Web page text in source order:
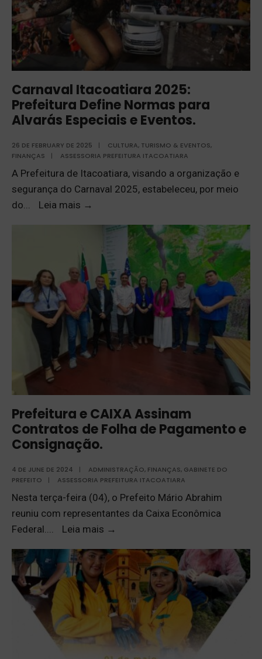
Carnaval Itacoatiara 2025:
Prefeitura Define Normas para
Alvarás Especiais e Eventos.
26 DE FEBRUARY DE 2025 | CULTURA, TURISMO & EVENTOS,
FINANÇAS
| ASSESSORIA PREFEITURA ITACOATIARA
A Prefeitura de Itacoatiara, visando a organização e
segurança do Carnaval 2025, estabeleceu, por meio
do
Leia mais →
Prefeitura e CAIXA Assinam
Contratos de Folha de Pagamento e
Consignação.
4 DE JUNE DE 2024 | ADMINISTRAÇÃO, FINANÇAS, GABINETE DO
PREFEITO
| ASSESSORIA PREFEITURA ITACOATIARA
Nesta terça-feira (04), o Prefeito Mário Abrahim
reuniu com representantes da Caixa Econômica
Federal.... Leia mais →